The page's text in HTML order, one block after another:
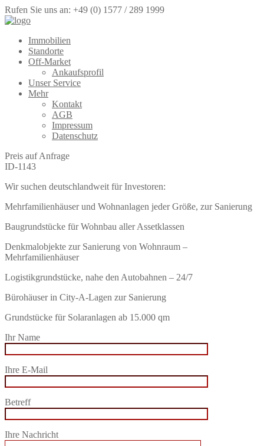
Rufen Sie uns an: +49 (0) 1577 / 289 1999
Immobilien
Standorte
Off-Market
Ankaufsprofil
Unser Service
Mehr
Kontakt
AGB
Impressum
Datenschutz
Preis auf Anfrage
ID-1143
Wir suchen deutschlandweit für Investoren:
Mehrfamilienhäuser und Wohnanlagen jeder Größe, zur Sanierung
Baugrundstücke für Wohnbau aller Assetklassen
Denkmalobjekte zur Sanierung von Wohnraum –
Mehrfamilienhäuser
Logistikgrundstücke, nahe den Autobahnen – 24/7
Bürohäuser in City-A-Lagen zur Sanierung
Grundstücke für Solaranlagen ab 15.000 qm
Ihr Name
Ihre E-Mail
Betreff
Ihre Nachricht